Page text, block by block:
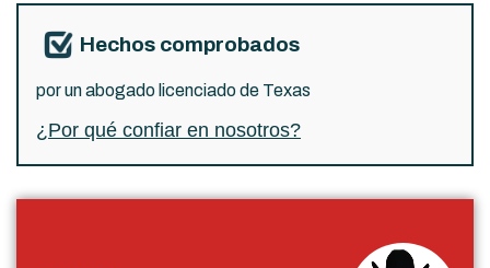
Hechos comprobados
por un abogado licenciado de Texas
¿Por qué confiar en nosotros?